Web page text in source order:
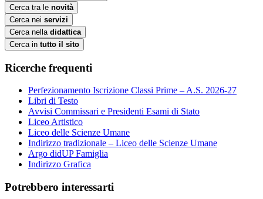
Cerca tra le novità
Cerca nei servizi
Cerca nella didattica
Cerca in tutto il sito
Ricerche frequenti
Perfezionamento Iscrizione Classi Prime – A.S. 2026-27
Libri di Testo
Avvisi Commissari e Presidenti Esami di Stato
Liceo Artistico
Liceo delle Scienze Umane
Indirizzo tradizionale – Liceo delle Scienze Umane
Argo didUP Famiglia
Indirizzo Grafica
Potrebbero interessarti